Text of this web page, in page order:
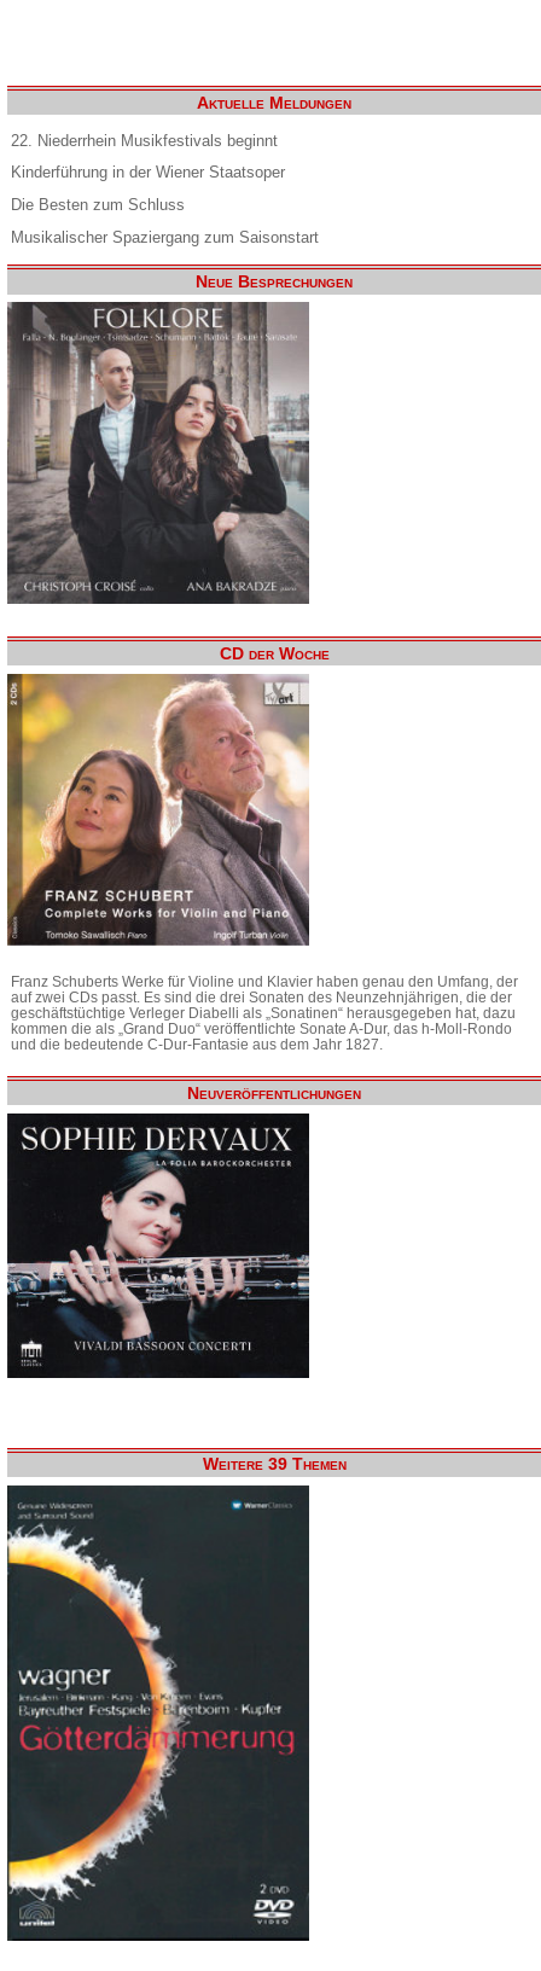
Aktuelle Meldungen
22. Niederrhein Musikfestivals beginnt
Kinderführung in der Wiener Staatsoper
Die Besten zum Schluss
Musikalischer Spaziergang zum Saisonstart
Neue Besprechungen
CD der Woche
Franz Schuberts Werke für Violine und Klavier haben genau den Umfang, der
auf zwei CDs passt. Es sind die drei Sonaten des Neunzehnjährigen, die der
geschäftstüchtige Verleger Diabelli als „Sonatinen“ herausgegeben hat, dazu
kommen die als „Grand Duo“ veröffentlichte Sonate A-Dur, das h-Moll-Rondo
und die bedeutende C-Dur-Fantasie aus dem Jahr 1827.
Neuveröffentlichungen
Weitere 39 Themen